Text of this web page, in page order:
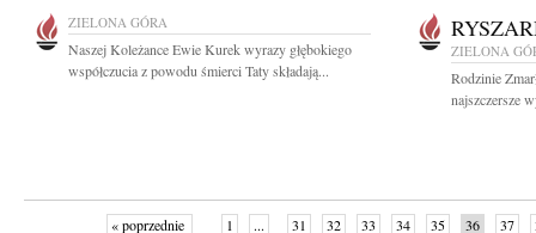
ZIELONA GÓRA
Naszej Koleżance Ewie Kurek wyrazy głębokiego
współczucia z powodu śmierci Taty składają...
ZIELONA
Rodzinie
najszczersze
« poprzednie 1 ... 31 32 33 34 35 36 37